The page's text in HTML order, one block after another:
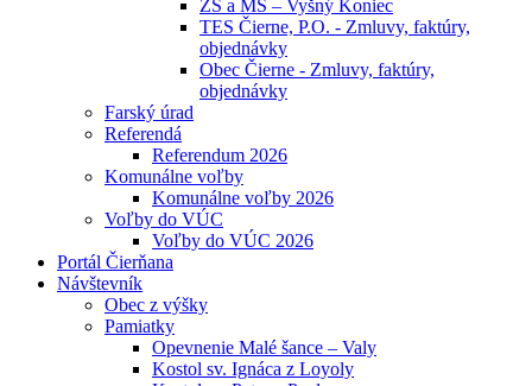
ZŠ a MŠ – Vyšný Koniec
TES Čierne, P.O. - Zmluvy, faktúry,
objednávky
Obec Čierne - Zmluvy, faktúry,
objednávky
Farský úrad
Referendá
Referendum 2026
Komunálne voľby
Komunálne voľby 2026
Voľby do VÚC
Voľby do VÚC 2026
Portál Čierňana
Návštevník
Obec z výšky
Pamiatky
Opevnenie Malé šance – Valy
Kostol sv. Ignáca z Loyoly